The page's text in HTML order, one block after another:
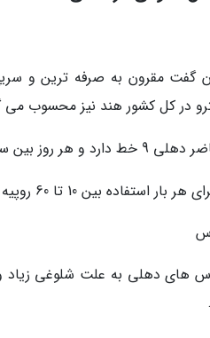
گفت مقرون به صرفه ترین و
در کل کشور هند نیز محسوب می
ساعت 6 تا 23 فعالیت می نماید.
استفاده بین 10 تا 60 روپیه می گردد.
های دهلی به علت شلوغی